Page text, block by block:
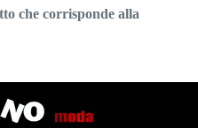
che corrisponde alla